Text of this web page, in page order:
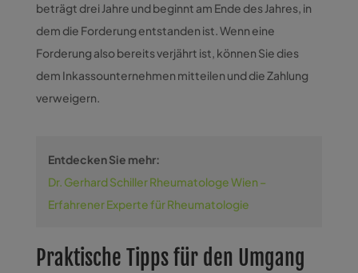
beträgt drei Jahre und beginnt am Ende des Jahres, in
dem die Forderung entstanden ist. Wenn eine
Forderung also bereits verjährt ist, können Sie dies
dem Inkassounternehmen mitteilen und die Zahlung
verweigern.
Entdecken Sie mehr:
Dr. Gerhard Schiller Rheumatologe Wien –
Erfahrener Experte für Rheumatologie
Praktische Tipps für den Umgang